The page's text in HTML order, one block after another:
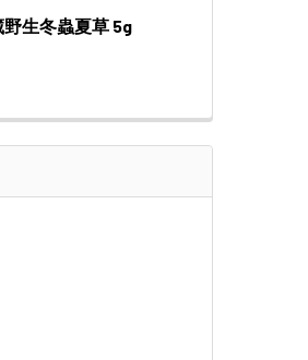
FOOD TIBET WILD CORDYCEPS
生冬蟲夏草 5g
南北行 精選西藏野生冬蟲夏草
NPH CORDYCEPS 南北行 精選西藏野